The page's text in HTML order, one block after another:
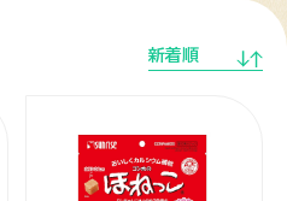
新着順